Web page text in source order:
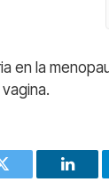
en la
Twitter